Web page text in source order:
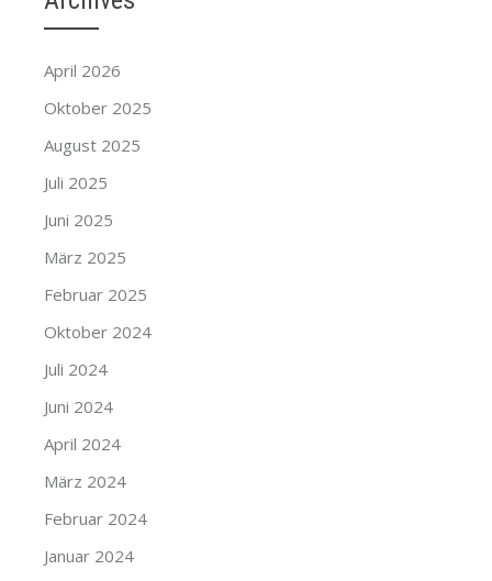
April 2026
Oktober 2025
August 2025
Juli 2025
Juni 2025
März 2025
Februar 2025
Oktober 2024
Juli 2024
Juni 2024
April 2024
März 2024
Februar 2024
Januar 2024